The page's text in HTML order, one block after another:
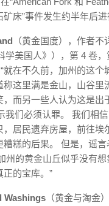
床”事件发生约半年后进
（黄金国度），作者不
学美国人》），第 4 卷，
“就在不久前，加州的这
称这里满是金山，山谷里
而另一些人认为这是出
我们必须认罪。 我们相
，居民遗弃房屋，前往埃
糟糕的后果。 但是，谣
州的黄金山丘似乎没有
的宝库。”
Washings （黄金与淘金